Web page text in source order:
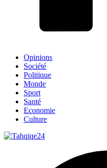
Opinions
Société
Politique
Monde
Sport
Santé
Economie
Culture